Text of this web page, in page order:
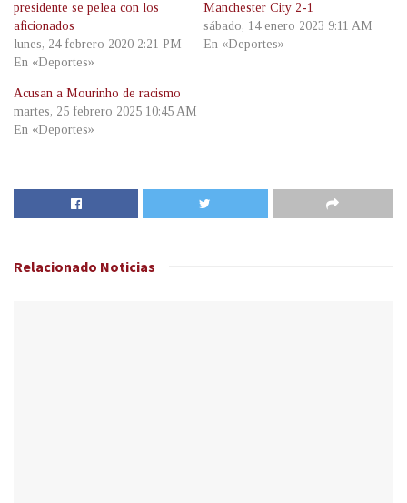
presidente se pelea con los
aficionados
lunes, 24 febrero 2020 2:21 PM
En «Deportes»
Manchester City 2-1
sábado, 14 enero 2023 9:11 AM
En «Deportes»
Acusan a Mourinho de racismo
martes, 25 febrero 2025 10:45 AM
En «Deportes»
Relacionado Noticias